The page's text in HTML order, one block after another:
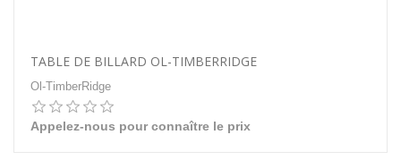
TABLE DE BILLARD OL-TIMBERRIDGE
Ol-TimberRidge
Appelez-nous pour connaître le prix